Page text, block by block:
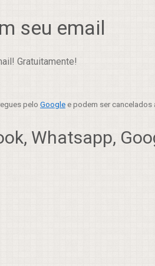
seu email
Gratuitamente!
pelo Google e podem ser cancelados
Whatsapp,